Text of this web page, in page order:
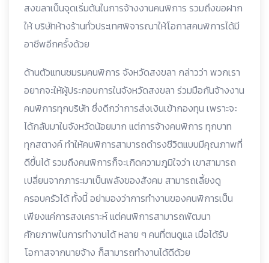
สงขลาเป็นจุดเริ่มต้นในการจ้างงานคนพิการ รวมถึงขอฝาก
ให้ บริษัทห้างร้านทั่วประเทศพิจารณาให้โอกาสคนพิการได้มี
อาชีพอีกครั้งด้วย
ด้านตัวแทนชมรมคนพิการ จังหวัดสงขลา กล่าวว่า พวกเรา
อยากจะให้ผู้ประกอบการในจังหวัดสงขลา ร่วมมือกันจ้างงาน
คนพิการทุกบริษัท ซึ่งดีกว่าการส่งเงินเข้ากองทุน เพราะจะ
ได้กลับมาในจังหวัดน้อยมาก แต่การจ้างคนพิการ ทุกบาท
ทุกสตางค์ ทำให้คนพิการสามารถดำรงชีวิตแบบมีคุณภาพที่
ดีขึ้นได้ รวมถึงคนพิการก็จะเกิดความภูมิใจว่า เขาสามารถ
เปลี่ยนจากภาระมาเป็นพลังของสังคม สามารถเลี้ยงดู
ครอบครัวได้ ทั้งนี้ อย่ามองว่าการทำงานของคนพิการเป็น
เพียงแค่การสงเคราะห์ แต่คนพิการสามารถพัฒนา
ศักยภาพในการทำงานได้ หลาย ๆ คนที่ตนดูแล เมื่อได้รับ
โอกาสจากนายจ้าง ก็สามารถทำงานได้ดีด้วย